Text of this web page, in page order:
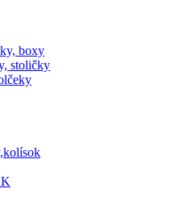
boxy
stoličky